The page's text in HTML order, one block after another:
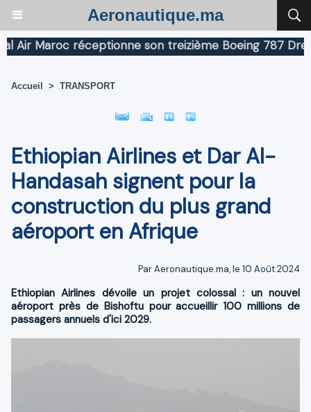
Aeronautique.ma
Maroc réceptionne son treizième Boeing 787
Accueil > TRANSPORT
Ethiopian Airlines et Dar Al-
Handasah signent pour la
construction du plus grand
aéroport en Afrique
Par Aeronautique.ma, le 10 Août 2024
Ethiopian Airlines dévoile un projet colossal : un nouvel
aéroport près de Bishoftu pour accueillir 100 millions de
passagers annuels d'ici 2029.